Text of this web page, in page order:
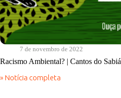
7 de novembro de 2022
Racismo Ambiental? | Cantos do Sabiá
» Notícia completa
Racismo